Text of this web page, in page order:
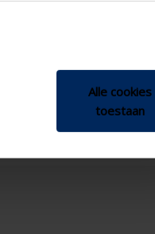
Alle cookies
toestaan